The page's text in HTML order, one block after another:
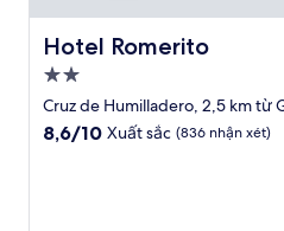
Hotel Romerito
Hotel Romerito
Nơi
lưu
trú
Cruz de Humilladero, 2,5 km từ
8.6
8,6/10 Xuất sắc (836 nhận xét)